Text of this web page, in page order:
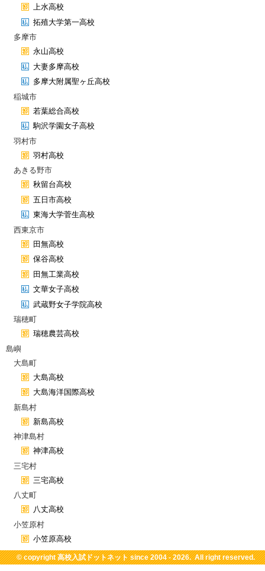
上水高校
拓殖大学第一高校
多摩市
永山高校
大妻多摩高校
多摩大附属聖ヶ丘高校
稲城市
若葉総合高校
駒沢学園女子高校
羽村市
羽村高校
あきる野市
秋留台高校
五日市高校
東海大学菅生高校
西東京市
田無高校
保谷高校
田無工業高校
文華女子高校
武蔵野女子学院高校
瑞穂町
瑞穂農芸高校
島嶼
大島町
大島高校
大島海洋国際高校
新島村
新島高校
神津島村
神津高校
三宅村
三宅高校
八丈町
八丈高校
小笠原村
小笠原高校
© copyright高校入試ドットネットsince 2004 - 2026. All right reserved.